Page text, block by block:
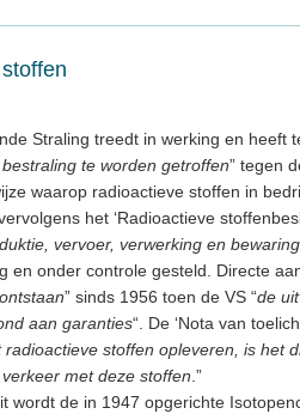
Straling treedt in werking en heeft
te worden getroffen” tegen
waarop radioactieve stoffen in
het ‘Radioactieve
vervoer, verwerking en
en onder controle gesteld. Directe
” sinds 1956 toen de VS “de
aan garanties“. De ‘Nota van
stoffen opleveren, is het
met deze stoffen.”
wordt de in 1947 opgerichte